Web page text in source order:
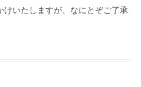
いたしますが、なにとぞご了承